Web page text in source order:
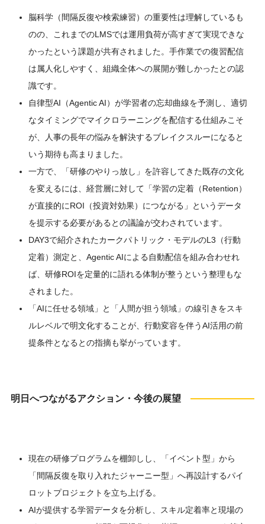
脳科学（間隔反復や検索練習）の重要性は理解しているも
のの、これまでのLMSでは運用負荷が高すぎて実現できな
かったという課題が共有されました。手作業での復習配信
は属人化しやすく、組織全体への展開が難しかったとの認
識です。
自律型AI（Agentic AI）が学習者の忘却曲線を予測し、適切
なタイミングでマイクロラーニングを配信する仕組みこそ
が、人事の長年の悩みを解決するブレイクスルーになると
いう期待も高まりました。
一方で、「研修のやりっ放し」を許容してきた既存の文化
を変えるには、経営層に対して「学習の定着（Retention）
が直接的にROI（投資対効果）につながる」というデータ
を提示する必要があるとの議論が交わされています。
DAY3で紹介されたカークパトリック・モデルのL3（行動
定着）測定と、Agentic AIによる自動配信を組み合わせれ
ば、研修ROIを定量的に語れる体制が整うという整理もな
されました。
「AIに任せる領域」と「人間が担う領域」の線引きをスキ
ルレベルで明文化することが、行動変容を伴うAI活用の前
提条件となるとの指摘も挙がっています。
明日へつながるアクション・今後の展望
現在の研修プログラムを棚卸しし、「イベント型」から
「間隔反復を取り入れたジャーニー型」へ再設計するパイ
ロットプロジェクトを立ち上げる。
AIが提供する学習データを分析し、スキル定着率と現場の